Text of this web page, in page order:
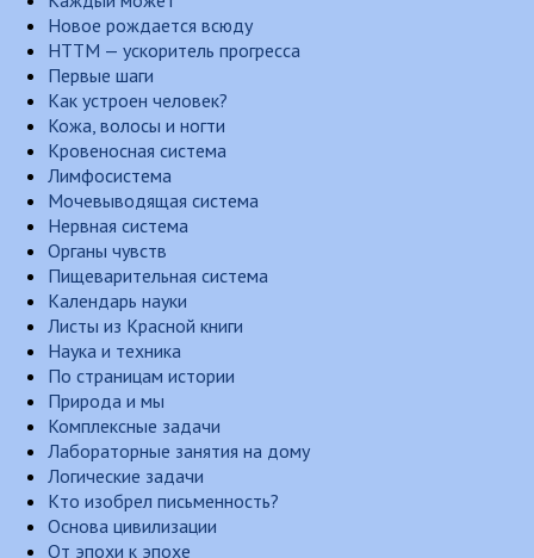
Новое рождается всюду
НТТМ — ускоритель прогресса
Первые шаги
Как устроен человек?
Кожа, волосы и ногти
Кровеносная система
Лимфосистема
Мочевыводящая система
Нервная система
Органы чувств
Пищеварительная система
Календарь науки
Листы из Красной книги
Наука и техника
По страницам истории
Природа и мы
Комплексные задачи
Лабораторные занятия на дому
Логические задачи
Кто изобрел письменность?
Основа цивилизации
От эпохи к эпохе